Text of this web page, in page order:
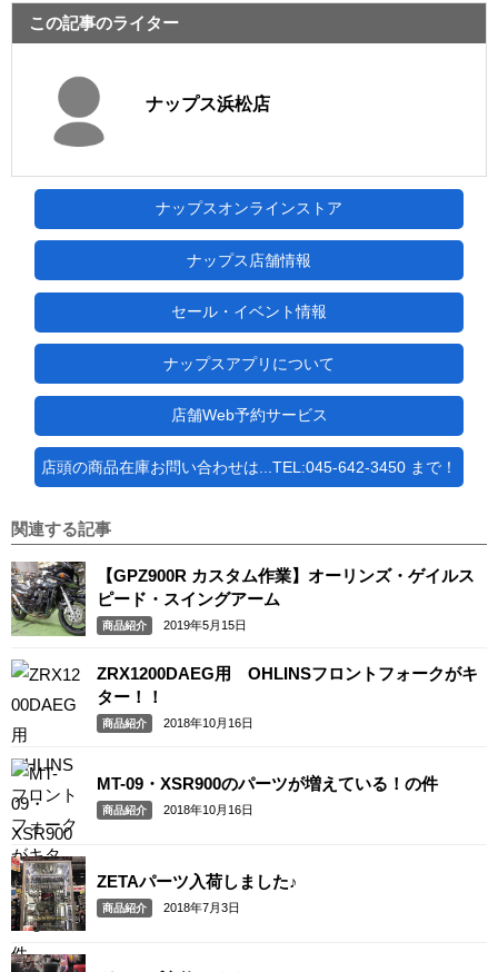
この記事のライター
ナップス浜松店
ナップスオンラインストア
ナップス店舗情報
セール・イベント情報
ナップスアプリについて
店舗Web予約サービス
店頭の商品在庫お問い合わせは...TEL:045-642-3450 まで！
関連する記事
【GPZ900R カスタム作業】オーリンズ・ゲイルス
ピード・スイングアーム
商品紹介 2019年5月15日
ZRX1200DAEG用 OHLINSフロントフォークがキ
ター！！
商品紹介 2018年10月16日
MT-09・XSR900のパーツが増えている！の件
商品紹介 2018年10月16日
ZETAパーツ入荷しました♪
商品紹介 2018年7月3日